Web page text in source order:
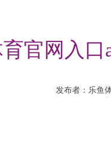
官网入口
发布者：乐鱼